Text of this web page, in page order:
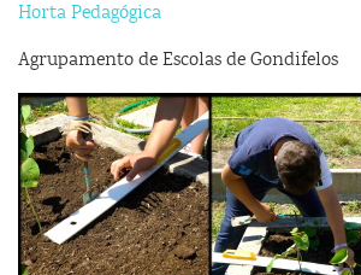
Horta Pedagógica
Agrupamento de Escolas de Gondifelos